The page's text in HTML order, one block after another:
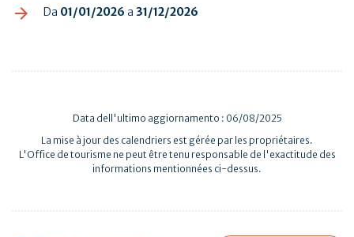
Da 01/01/2026 a 31/12/2026
Data dell'ultimo aggiornamento : 06/08/2025
La mise à jour des calendriers est gérée par les propriétaires.
L'Office de tourisme ne peut être tenu responsable de l'exactitude des
informations mentionnées ci-dessus.